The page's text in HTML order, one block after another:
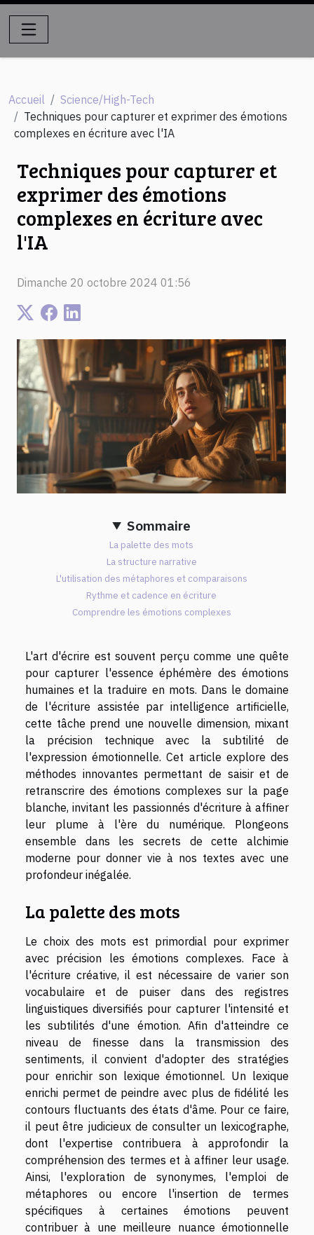
Accueil
Science/High-Tech
Techniques pour capturer et exprimer des émotions
complexes en écriture avec l'IA
Techniques pour capturer et
exprimer des émotions
complexes en écriture avec
l'IA
Dimanche 20 octobre 2024 01:56
Sommaire
La palette des mots
La structure narrative
L'utilisation des métaphores et comparaisons
Rythme et cadence en écriture
Comprendre les émotions complexes
L'art d'écrire est souvent perçu comme une quête
pour capturer l'essence éphémère des émotions
humaines et la traduire en mots. Dans le domaine
de l'écriture assistée par intelligence artificielle,
cette tâche prend une nouvelle dimension, mixant
la précision technique avec la subtilité de
l'expression émotionnelle. Cet article explore des
méthodes innovantes permettant de saisir et de
retranscrire des émotions complexes sur la page
blanche, invitant les passionnés d'écriture à affiner
leur plume à l'ère du numérique. Plongeons
ensemble dans les secrets de cette alchimie
moderne pour donner vie à nos textes avec une
profondeur inégalée.
La palette des mots
Le choix des mots est primordial pour exprimer
avec précision les émotions complexes. Face à
l'écriture créative, il est nécessaire de varier son
vocabulaire et de puiser dans des registres
linguistiques diversifiés pour capturer l'intensité et
les subtilités d'une émotion. Afin d'atteindre ce
niveau de finesse dans la transmission des
sentiments, il convient d'adopter des stratégies
pour enrichir son lexique émotionnel. Un lexique
enrichi permet de peindre avec plus de fidélité les
contours fluctuants des états d'âme. Pour ce faire,
il peut être judicieux de consulter un lexicographe,
dont l'expertise contribuera à approfondir la
compréhension des termes et à affiner leur usage.
Ainsi, l'exploration de synonymes, l'emploi de
métaphores ou encore l'insertion de termes
spécifiques à certaines émotions peuvent
contribuer à une meilleure nuance émotionnelle